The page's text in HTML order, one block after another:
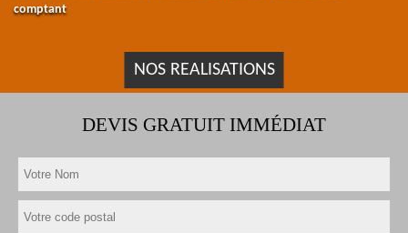
comptant
NOS REALISATIONS
DEVIS GRATUIT IMMÉDIAT